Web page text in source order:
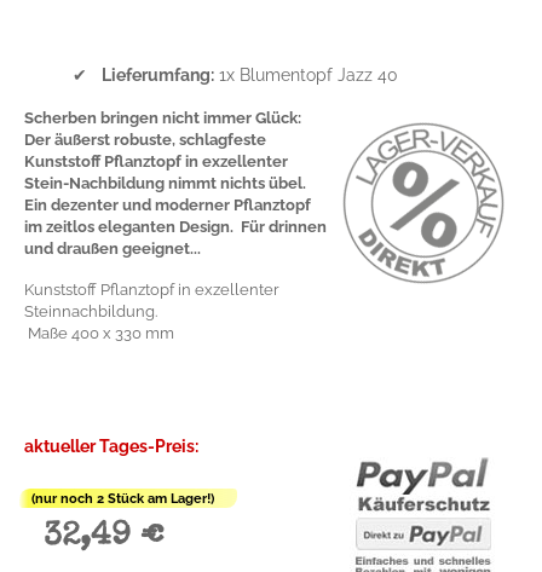
✔ Lieferumfang: 1x Blumentopf Jazz 40
Scherben bringen nicht immer Glück:
Der äußerst robuste, schlagfeste
Kunststoff Pflanztopf in exzellenter
Stein-Nachbildung nimmt nichts übel.
Ein dezenter und moderner Pflanztopf
im zeitlos eleganten Design. Für drinnen
und draußen geeignet...
Kunststoff Pflanztopf in exzellenter
Steinnachbildung.
Maße 400 x 330 mm
aktueller Tages-Preis:
(nur noch 2 Stück am Lager!)
32,49 €